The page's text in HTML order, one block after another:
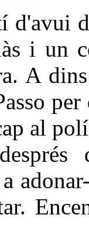
d'avui
i un
A
al